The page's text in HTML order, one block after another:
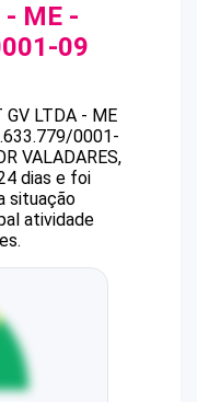
- ME -
09
LTDA - ME
0001-
VALADARES,
dias e foi
situação
atividade